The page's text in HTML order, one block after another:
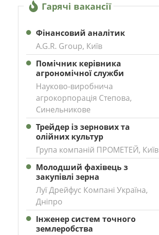
Гарячі вакансії
Фінансовий аналітик
A.G.R. Group, Київ
Помічник керівника
агрономічної служби
Науково-виробнича
агрокорпорація Степова,
Синельникове
Трейдер із зернових та
олійних культур
Група компаній ПРОМЕТЕЙ, Київ
Молодший фахівець з
закупівлі зерна
Луї Дрейфус Компані Україна,
Дніпро
Інженер систем точного
землеробства